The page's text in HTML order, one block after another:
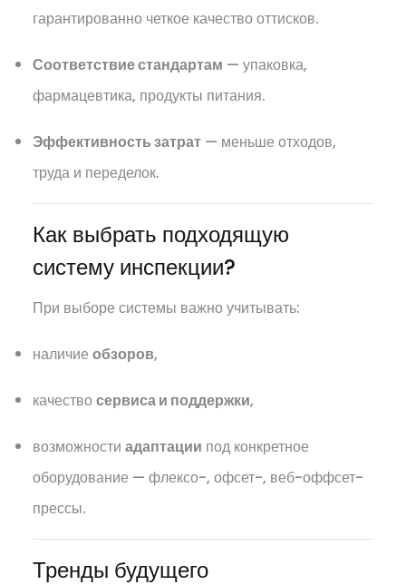
гарантированно четкое качество оттисков.
Соответствие стандартам — упаковка,
фармацевтика, продукты питания.
Эффективность затрат— меньше отходов,
труда и переделок.
Как выбрать подходящую
систему инспекции?
При выборе системы важно учитывать:
наличие обзоров,
качествосервиса и поддержки,
возможности адаптации под конкретное
оборудование — флексо-, офсет-, веб-оффсет-
прессы.
Тренды будущего